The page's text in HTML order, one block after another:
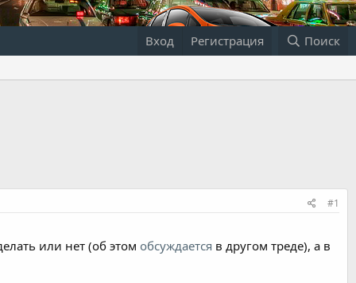
Вход Регистрация Поиск
#1
или нет (об этом обсуждается в другом треде), а в